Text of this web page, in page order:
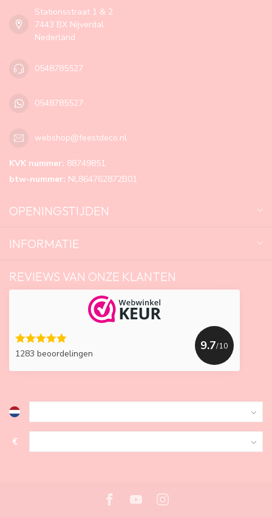
Stationsstraat 1 & 2
7443 BX Nijverdal
Nederland
0548785527
0548785527
webshop@feestdeco.nl
KVK nummer: 88749851
btw-nummer: NL864762872B01
OPENINGSTIJDEN
INFORMATIE
REVIEWS VAN ONZE KLANTEN
1283 beoordelingen
9.7/10
€